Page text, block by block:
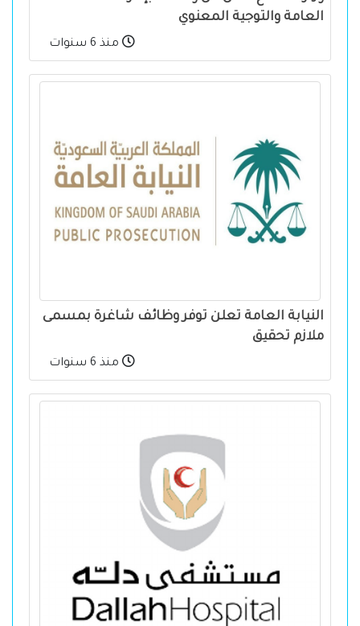
العامة والتوجية المعنوي
منذ 6 سنوات
النيابة العامة تعلن توفر وظائف شاغرة بمسمى
ملازم تحقيق
منذ 6 سنوات